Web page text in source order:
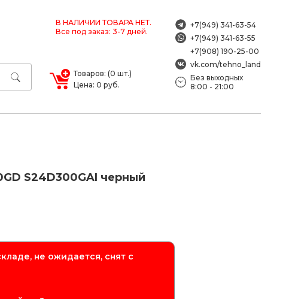
В НАЛИЧИИ ТОВАРА НЕТ.
Все под заказ: 3-7 дней.
Товаров: (0 шт.)
Цена: 0 руб.
+7(949) 341-63-54
+7(949) 341-63-55
+7(908) 190-25-00
vk.com/tehno_land
Без выходных
8:00 - 21:00
S24D300GAI черный
не ожидается, снят с